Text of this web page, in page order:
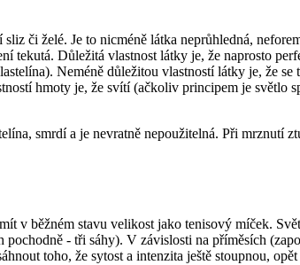
či želé. Je to nicméně látka neprůhledná,
Důležitá vlastnost látky je, že naprosto
Neméně důležitou vlastností látky je, že
hmoty je, že svítí (ačkoliv principem je světlo
smrdí a je nevratně nepoužitelná. Při mrznutí
v běžném stavu velikost jako tenisový míček.
- tři sáhy). V závislosti na příměsích
toho, že sytost a intenzita ještě stoupnou,